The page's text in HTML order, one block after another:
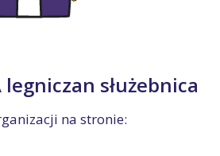
legniczan służebnica
na stronie: